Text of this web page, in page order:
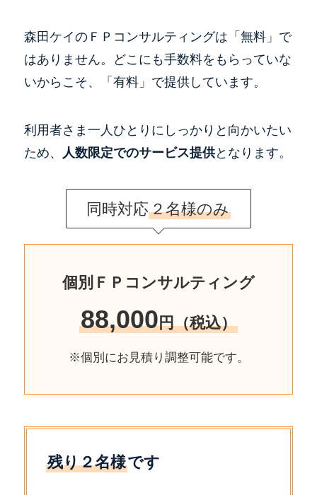
森田ケイのＦＰコンサルティングは「無料」で
はありません。どこにも手数料をもらっていな
いからこそ、「有料」で提供しています。
利用者さま一人ひとりにしっかりと向かいたい
ため、
人数限定でのサービス提供となります。
同時対応２名様のみ
個別ＦＰコンサルティング
88,000円（税込）
※個別にお見積り調整可能です。
残り２名様です